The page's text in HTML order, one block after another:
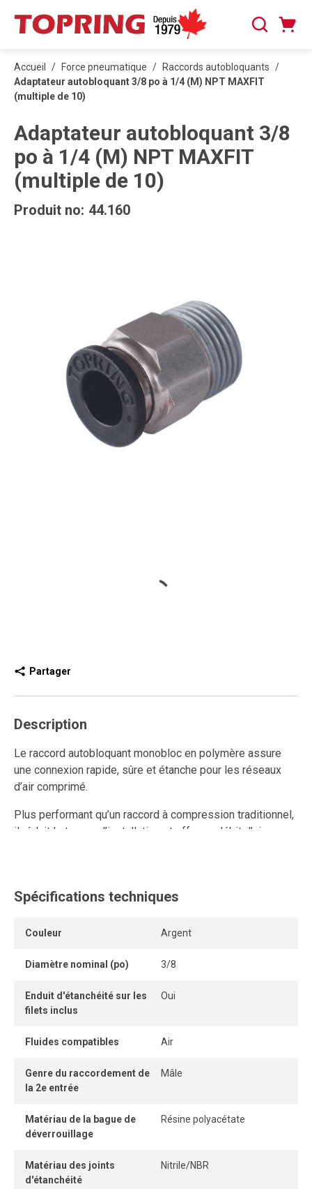
PASSER AU CONTENU PRINCIPAL
Recherche
Accueil / Force pneumatique / Raccords autobloquants /
Adaptateur autobloquant 3/8 po à 1/4 (M) NPT MAXFIT
(multiple de 10)
Adaptateur autobloquant 3/8
po à 1/4 (M) NPT MAXFIT
(multiple de 10)
Produit no: 44.160
Partager
Description
Le raccord autobloquant monobloc en polymère assure
une connexion rapide, sûre et étanche pour les réseaux
d’air comprimé.
Plus performant qu’un raccord à compression traditionnel,
il réduit le temps d’installation et offre un débit d’air
connexions et déconnexions tout en conservant un
Son anneau de dégagement permet de retirer le tube
autobloquant sans pièce détachable garantit une
Lorsque le tube est correctement inséré, la connexion
Spécifications techniques
Couleur Argent
Diamètre nominal (po) 3/8
Enduit d'étanchéité sur les
filets inclus
Oui
Fluides compatibles Air
Genre du raccordement de
la 2e entrée
Mâle
Matériau de la bague de
déverrouillage
Résine polyacétate
Matériau des joints
d'étanchéité
Nitrile/NBR